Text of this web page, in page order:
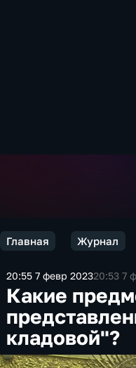
Главная Журнал
20:55 7 февр 202320:53 7
Какие
кладовой"?